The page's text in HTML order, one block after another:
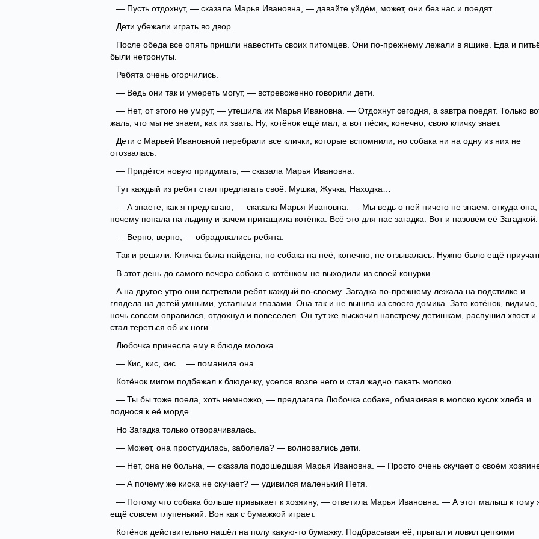
— Пусть отдохнут, — сказала Марья Ивановна, — давайте уйдём, может, они без нас и поедят.
Дети убежали играть во двор.
После обеда все опять пришли навестить своих питомцев. Они по-прежнему лежали в ящике. Еда и
были нетронуты.
Ребята очень огорчились.
— Ведь они так и умереть могут, — встревоженно говорили дети.
— Нет, от этого не умрут, — утешила их Марья Ивановна. — Отдохнут сегодня, а завтра поедят. Только
жаль, что мы не знаем, как их звать. Ну, котёнок ещё мал, а вот пёсик, конечно, свою кличку знает.
Дети с Марьей Ивановной перебрали все клички, которые вспомнили, но собака ни на одну из них не
отозвалась.
— Придётся новую придумать, — сказала Марья Ивановна.
Тут каждый из ребят стал предлагать своё: Мушка, Жучка, Находка…
— А знаете, как я предлагаю, — сказала Марья Ивановна. — Мы ведь о ней ничего не знаем: откуда она,
почему попала на льдину и зачем притащила котёнка. Всё это для нас загадка. Вот и назовём её Загадкой.
— Верно, верно, — обрадовались ребята.
Так и решили. Кличка была найдена, но собака на неё, конечно, не отзывалась. Нужно было ещё
В этот день до самого вечера собака с котёнком не выходили из своей конурки.
А на другое утро они встретили ребят каждый по-своему. Загадка по-прежнему лежала на подстилке и
глядела на детей умными, усталыми глазами. Она так и не вышла из своего домика. Зато котёнок, видимо,
ночь совсем оправился, отдохнул и повеселел. Он тут же выскочил навстречу детишкам, распушил хвост и
стал тереться об их ноги.
Любочка принесла ему в блюде молока.
— Кис, кис, кис… — поманила она.
Котёнок мигом подбежал к блюдечку, уселся возле него и стал жадно лакать молоко.
— Ты бы тоже поела, хоть немножко, — предлагала Любочка собаке, обмакивая в молоко кусок хлеба и
поднося к её морде.
Но Загадка только отворачивалась.
— Может, она простудилась, заболела? — волновались дети.
— Нет, она не больна, — сказала подошедшая Марья Ивановна. — Просто очень скучает о своём
— А почему же киска не скучает? — удивился маленький Петя.
— Потому что собака больше привыкает к хозяину, — ответила Марья Ивановна. — А этот малыш к тому
ещё совсем глупенький. Вон как с бумажкой играет.
Котёнок действительно нашёл на полу какую-то бумажку. Подбрасывая её, прыгал и ловил цепкими